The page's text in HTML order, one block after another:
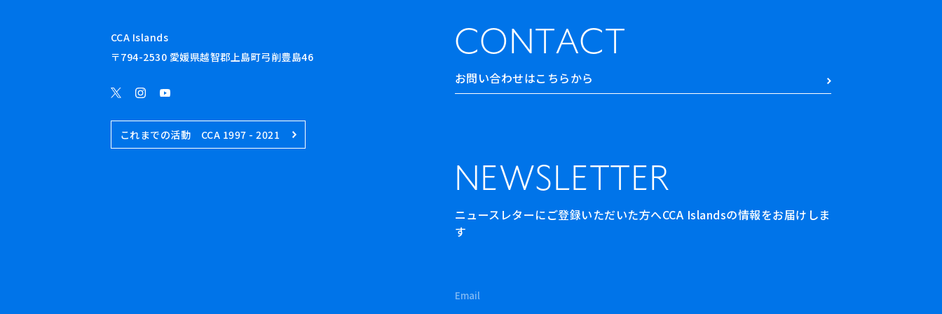
CONTACT
お問い合わせはこちらから
NEWSLETTER
ニュースレターにご登録いただいた方へCCA Islandsの情報をお届けしま
す
CCA Islands
〒794-2530 愛媛県越智郡上島町弓削豊島46
これまでの活動 CCA 1997 - 2021